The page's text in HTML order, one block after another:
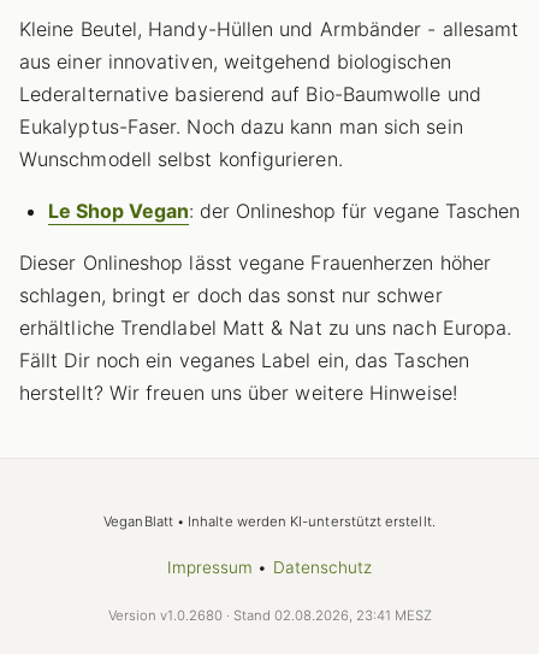
Kleine Beutel, Handy-Hüllen und Armbänder - allesamt
aus einer innovativen, weitgehend biologischen
Lederalternative basierend auf Bio-Baumwolle und
Eukalyptus-Faser. Noch dazu kann man sich sein
Wunschmodell selbst konfigurieren.
Le Shop Vegan: der Onlineshop für vegane Taschen
Dieser Onlineshop lässt vegane Frauenherzen höher
schlagen, bringt er doch das sonst nur schwer
erhältliche Trendlabel Matt & Nat zu uns nach Europa.
Fällt Dir noch ein veganes Label ein, das Taschen
herstellt? Wir freuen uns über weitere Hinweise!
VeganBlatt • Inhalte werden KI-unterstützt erstellt.
Impressum • Datenschutz
Version v1.0.2680 · Stand 02.08.2026, 23:41 MESZ